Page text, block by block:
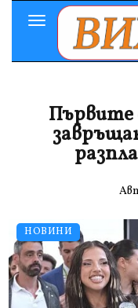
Toggle
Navigation
НОВИНИ
Първите